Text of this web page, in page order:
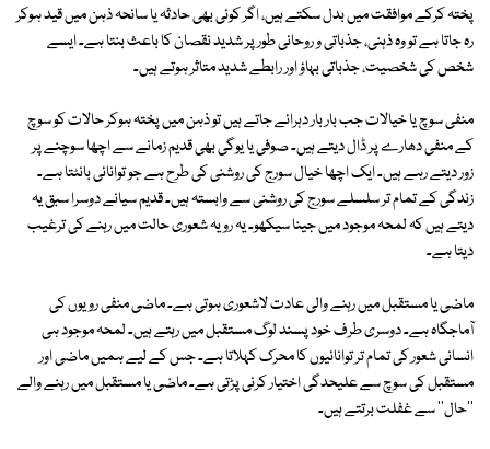
پختہ کرکے موافقت میں بدل سکتے ہیں، اگر کوئی بھی حادثہ یا سانحہ ذہن میں قید ہوکر
رہ جاتا ہے تو وہ ذہنی، جذباتی و روحانی طور پر شدید نقصان کا باعث بنتا ہے۔ ایسے
شخص کی شخصیت، جذباتی بہاؤ اور رابطے شدید متاثر ہوتے ہیں۔
منفی سوچ یا خیالات جب بار بار دہرائے جاتے ہیں تو ذہن میں پختہ ہوکر حالات کو سوچ
کے منفی دھارے پر ڈال دیتے ہیں۔ صوفی یا یوگی بھی قدیم زمانے سے اچھا سوچنے پر
زور دیتے رہے ہیں۔ ایک اچھا خیال سورج کی روشنی کی طرح ہے جو توانائی بانٹتا ہے۔
زندگی کے تمام تر سلسلے سورج کی روشنی سے وابستہ ہیں۔ قدیم سیانے دوسرا سبق یہ
دیتے ہیں کہ لمحہ موجود میں جینا سیکھو۔ یہ رویہ شعوری حالت میں رہنے کی ترغیب
دیتا ہے۔
ماضی یا مستقبل میں رہنے والی عادت لاشعوری ہوتی ہے۔ ماضی منفی رویوں کی
آماجگاہ ہے۔ دوسری طرف خود پسند لوگ مستقبل میں رہتے ہیں۔ لمحہ موجود ہی
انسانی شعور کی تمام تر توانائیوں کا محرک کہلاتا ہے۔ جس کے لیے ہمیں ماضی اور
مستقبل کی سوچ سے علیحدگی اختیار کرنی پڑتی ہے۔ ماضی یا مستقبل میں رہنے والے
''حال'' سے غفلت برتتے ہیں۔